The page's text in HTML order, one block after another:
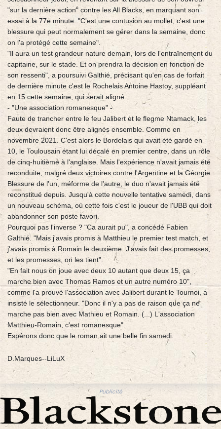
"sur la dernière action" contre les All Blacks, en marquant son
essai à la 77e minute: "C'est une contusion au mollet, c'est une
blessure qui peut normalement se gérer dans la semaine, donc
on l'a protégé cette semaine".
"Il aura un test grandeur nature demain, lors de l'entraînement du
capitaine, sur le stade. Et on prendra la décision en fonction de
son ressenti", a poursuivi Galthié, précisant qu'en cas de forfait
de dernière minute c'est le Rochelais Antoine Hastoy, suppléant
en 15 cette semaine, qui serait aligné.
- "Une association romanesque" -
Faute de trancher entre le feu Jalibert et le flegme Ntamack, les
deux devraient donc être alignés ensemble. Comme en
novembre 2021. C'est alors le Bordelais qui avait été gardé en
10, le Toulousain étant lui décalé en premier centre, dans un rôle
de cinq-huitième à l'anglaise. Mais l'expérience n'avait jamais été
reconduite, malgré deux victoires contre l'Argentine et la Géorgie.
Blessure de l'un, méforme de l'autre, le duo n'avait jamais été
reconstitué depuis. Jusqu'à cette nouvelle tentative samedi, dans
un nouveau schéma, où cette fois c'est le joueur de l'UBB qui doit
abandonner son poste favori.
Pourquoi pas l'inverse ? "Ca aurait pu", a concédé Fabien
Galthié. "Mais j'avais promis à Matthieu le premier test match, et
j'avais promis à Romain le deuxième. J'avais fait des promesses,
et les promesses, on les tient".
"En fait nous on joue avec deux 10 autant que deux 15, ça
marche bien avec Thomas Ramos et un autre numéro 10",
comme l'a prouvé l'association avec Jalibert durant le Tournoi, a
insisté le sélectionneur. "Donc il n'y a pas de raison que ça ne
marche pas bien avec Mathieu et Romain. (...) L'association
Matthieu-Romain, c'est romanesque".
Espérons donc que le roman ait une belle fin samedi.
D.Marques--LiLuX
Publicité